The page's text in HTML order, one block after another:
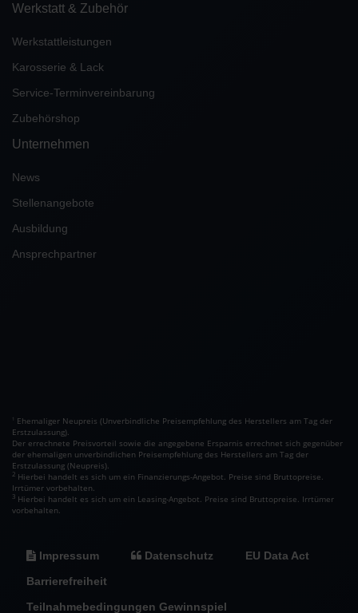
Werkstatt & Zubehör
Werkstattleistungen
Karosserie & Lack
Service-Terminvereinbarung
Zubehörshop
Unternehmen
News
Stellenangebote
Ausbildung
Ansprechpartner
1 Ehemaliger Neupreis (Unverbindliche Preisempfehlung des Herstellers am Tag der
Erstzulassung).
Der errechnete Preisvorteil sowie die angegebene Ersparnis errechnet sich gegenüber
der ehemaligen unverbindlichen Preisempfehlung des Herstellers am Tag der
Erstzulassung (Neupreis).
2 Hierbei handelt es sich um ein Finanzierungs-Angebot. Preise sind Bruttopreise.
Irrtümer vorbehalten.
3 Hierbei handelt es sich um ein Leasing-Angebot. Preise sind Bruttopreise. Irrtümer
vorbehalten.
Impressum Datenschutz
EU Data Act
Barrierefreiheit
Teilnahmebedingungen Gewinnspiel